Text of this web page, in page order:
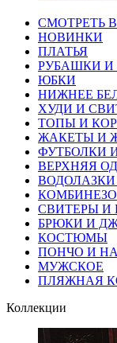
СМОТРЕТЬ
НОВИНКИ
ПЛАТЬЯ
РУБАШКИ И
ЮБКИ
НИЖНЕЕ
ХУДИ И
ТОПЫ И
ЖАКЕТЫ И
ФУТБОЛКИ
ВЕРХНЯЯ
ВОДОЛАЗКИ
СВИТЕРЫ И
БРЮКИ И
КОСТЮМЫ
ПОНЧО И
МУЖСКОЕ
ПЛЯЖНАЯ
Коллекции